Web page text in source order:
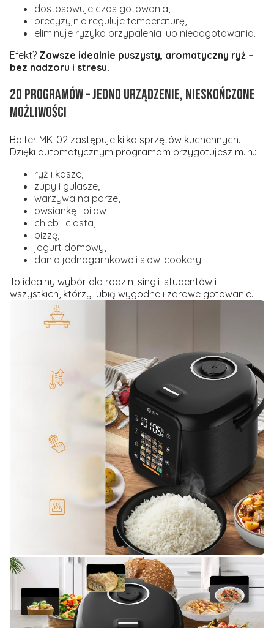
dostosowuje czas gotowania,
precyzyjnie reguluje temperaturę,
eliminuje ryzyko przypalenia lub niedogotowania.
Efekt? Zawsze idealnie puszysty, aromatyczny ryż –
bez nadzoru i stresu.
20 programów – jedno urządzenie, nieskończone
możliwości
Balter MK-02 zastępuje kilka sprzętów kuchennych.
Dzięki automatycznym programom przygotujesz m.in.:
ryż i kasze,
zupy i gulasze,
warzywa na parze,
owsiankę i pilaw,
chleb i ciasta,
pizzę,
jogurt domowy,
dania jednogarnkowe i slow-cookery.
To idealny wybór dla rodzin, singli, studentów i
wszystkich, którzy lubią wygodne i zdrowe gotowanie.